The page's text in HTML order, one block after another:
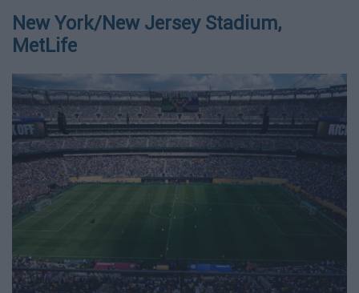
New York/New Jersey Stadium,
MetLife